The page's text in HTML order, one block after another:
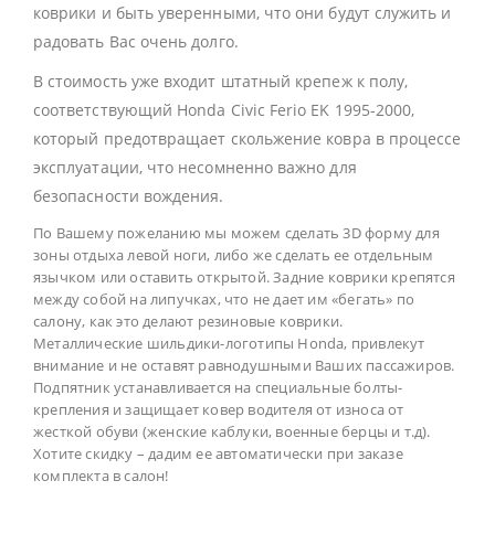
коврики и быть уверенными, что они будут служить и
радовать Вас очень долго.
В стоимость уже входит штатный крепеж к полу,
соответствующий Honda Civic Ferio EK 1995-2000,
который предотвращает скольжение ковра в процессе
эксплуатации, что несомненно важно для
безопасности вождения.
По Вашему пожеланию мы можем сделать 3D форму для
зоны отдыха левой ноги, либо же сделать ее отдельным
язычком или оставить открытой. Задние коврики крепятся
между собой на липучках, что не дает им «бегать» по
салону, как это делают резиновые коврики.
Металлические шильдики-логотипы Honda, привлекут
внимание и не оставят равнодушными Ваших пассажиров.
Подпятник устанавливается на специальные болты-
крепления и защищает ковер водителя от износа от
жесткой обуви (женские каблуки, военные берцы и т.д).
Хотите скидку – дадим ее автоматически при заказе
комплекта в салон!